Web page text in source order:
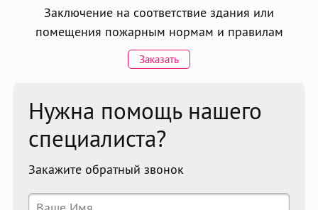
Заключение на соответствие здания или
помещения пожарным нормам и правилам
Заказать
Нужна помощь нашего
специалиста?
Закажите обратный звонок